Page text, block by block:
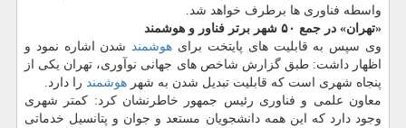
واسطه فناوری ها برطرف خواهد شد.
«تهران» در جمع ۵۰ شهر برتر فناور و هوشمند
وی سپس به قابلیت های پایتخت برای هوشمند شدن اشاره نمود و
اظهار داشت: طبق گزارش شاخص های جهانی نوآوری، تهران یكی از
پنجاه شهری است كه قابلیت تبدیل شدن به شهر هوشمند را دارد.
معاون علمی و فناوری رئیس جمهور خاطرنشان كرد: كمتر شهری
وجود دارد كه این همه دانشجویان مستعد و جوان و پتانسیل خدماتی